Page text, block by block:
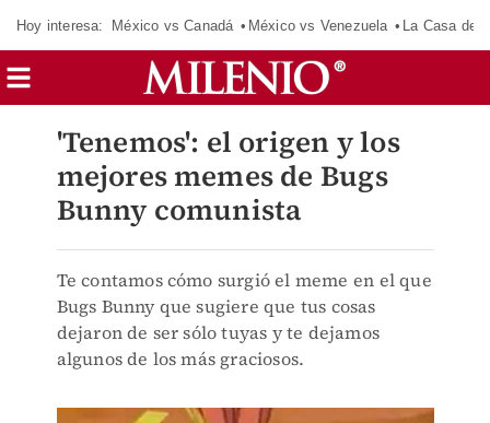
Hoy interesa: México vs Canadá México vs Venezuela La Casa de
'Tenemos': el origen y los
mejores memes de Bugs
Bunny comunista
Te contamos cómo surgió el meme en el que
Bugs Bunny que sugiere que tus cosas
dejaron de ser sólo tuyas y te dejamos
algunos de los más graciosos.